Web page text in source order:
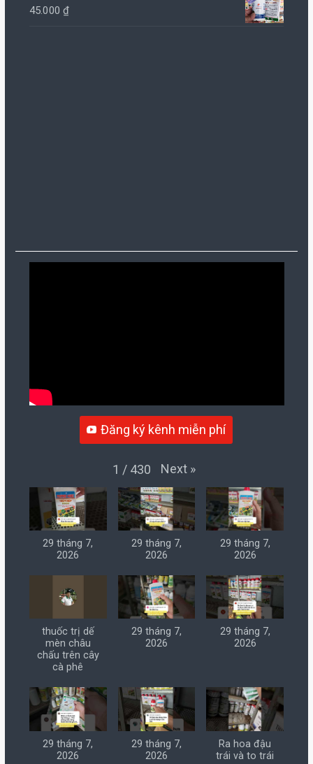
45.000₫
Đăng ký kênh miễn phí
1 / 430 Next »
29 tháng 7,
2026
29 tháng 7,
2026
29 tháng 7,
2026
thuốc trị dế
mèn châu
chấu trên cây
cà phê
29 tháng 7,
2026
29 tháng 7,
2026
29 tháng 7,
2026
29 tháng 7,
2026
Ra hoa đậu
trái và to trái